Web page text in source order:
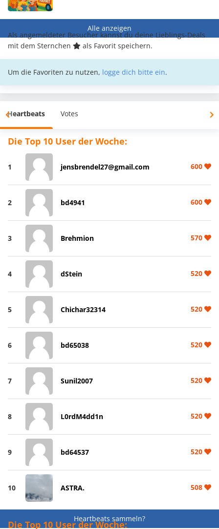
Alle anzeigen
Als angemeldeter Besucher kannst du deine Lieblings-Deals
mit dem Sternchen
als Favorit speichern.
Um die Favoriten zu nutzen, logge dich bitte ein.
Heartbeats Votes
Die Top 10 User der Woche:
1 jensbrendel27@gmail.com 600
2 bd4941 600
3 Brehmion 570
4 dStein 520
5 Chichar32314 520
6 bd65038 520
7 Sunil2007 520
8 L0rdM4dd1n 520
9 bd64537 520
10 ASTRA. 508
Heartbeats sammeln?
Die Top 10 User der Woche: